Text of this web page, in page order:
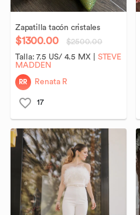
Zapatilla tacón cristales
$1300.00
$2500.00
Talla:7.5 US/ 4.5 MX|
STEVE
MADDEN
RR Renata R
17